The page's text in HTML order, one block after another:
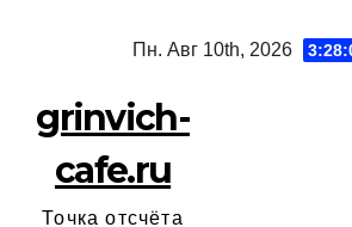
Пн. Авг 10th, 2026
grinvich-
cafe.ru
Точка отсчёта